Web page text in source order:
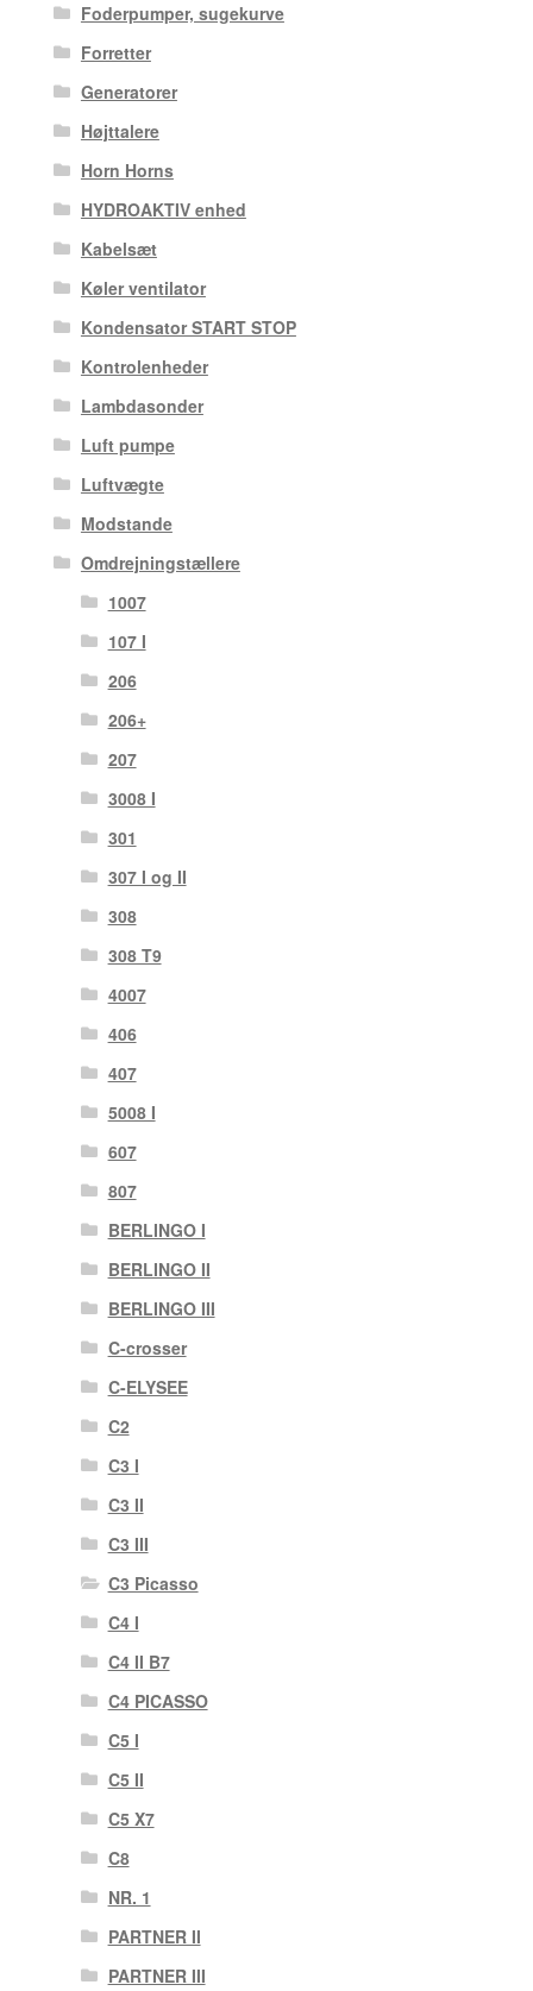
Foderpumper, sugekurve
Forretter
Generatorer
Højttalere
Horn Horns
HYDROAKTIV enhed
Kabelsæt
Køler ventilator
Kondensator START STOP
Kontrolenheder
Lambdasonder
Luft pumpe
Luftvægte
Modstande
Omdrejningstællere
1007
107 I
206
206+
207
3008 I
301
307 I og II
308
308 T9
4007
406
407
5008 I
607
807
BERLINGO I
BERLINGO II
BERLINGO III
C-crosser
C-ELYSEE
C2
C3 I
C3 II
C3 III
C3 Picasso
C4 I
C4 II B7
C4 PICASSO
C5 I
C5 II
C5 X7
C8
NR. 1
PARTNER II
PARTNER III